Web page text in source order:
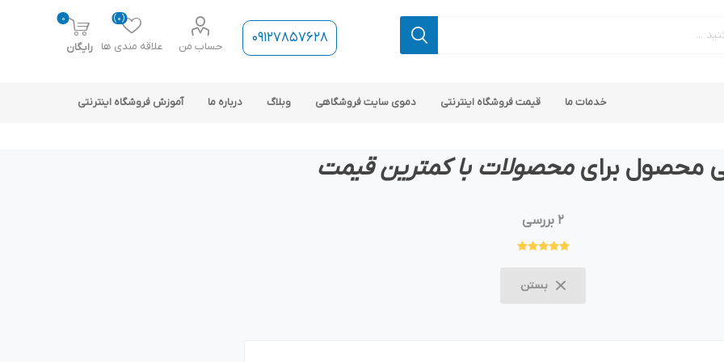
09127857628 حساب من علاقه مندی ها
(0)
0
رایگان
پلاگین های کاربردی
قالب های رایگان ناپ کامرس
خدمات ما قیمت فروشگاه اینترنتی دموی سایت فروشگاهی وبلاگ درباره ما آموزش فروشگاه اینترنتی
محصول برایمحصولات با کمترین قیمت
2 بررسی
بستن